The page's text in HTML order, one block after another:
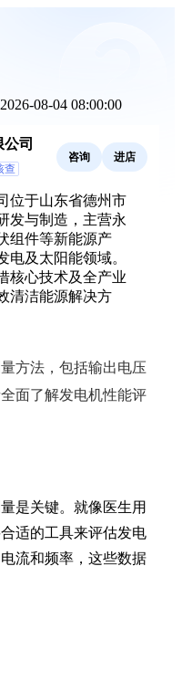
2026-08-04 08:00:00
司
查
咨询 进店
位于山东省德州市
发与制造，主营永
组件等新能源产
电及太阳能领域。
核心技术及全产业
清洁能源解决方
方法，包括输出电压
面了解发电机性能评
是关键。就像医生用
适的工具来评估发电
流和频率，这些数据